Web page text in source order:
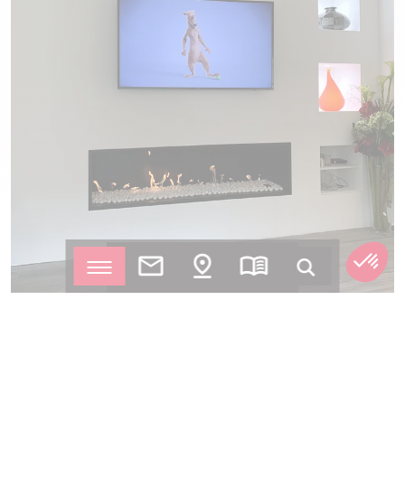
Fireplace Installation in Marolles-en-
Brie by Cheminées et Poêles de
Marolles